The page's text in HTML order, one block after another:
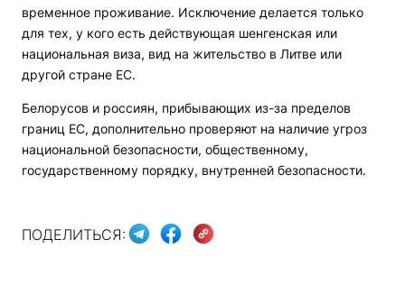
временное проживание. Исключение делается только
для тех, у кого есть действующая шенгенская или
национальная виза, вид на жительство в Литве или
другой стране ЕС.
Белорусов и россиян, прибывающих из-за пределов
границ ЕС, дополнительно проверяют на наличие угроз
национальной безопасности, общественному,
государственному порядку, внутренней безопасности.
ПОДЕЛИТЬСЯ: